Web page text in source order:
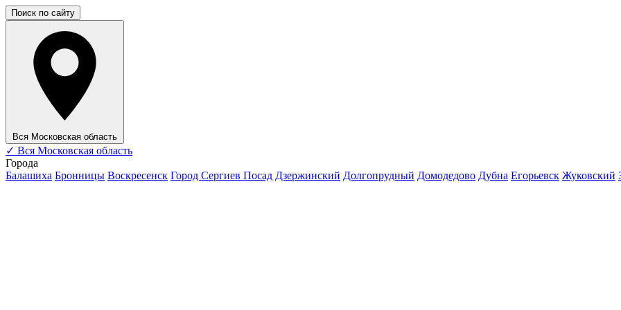
Поиск по сайту
Вся Московская область
✓ Вся Московская область
Города
Балашиха Бронницы Воскресенск Город Сергиев Посад Дзержинский Долгопрудный Домодедово Дубна Егорьевск Жуковский